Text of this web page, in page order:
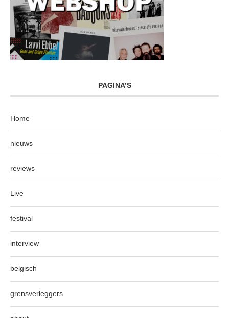
PAGINA’S
Home
nieuws
reviews
Live
festival
interview
belgisch
grensverleggers